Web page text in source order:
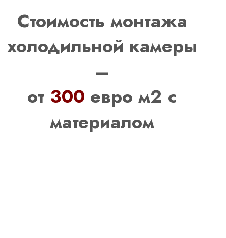
Стоимость монтажа
холодильной камеры
–
от 300 евро м2 с
материалом